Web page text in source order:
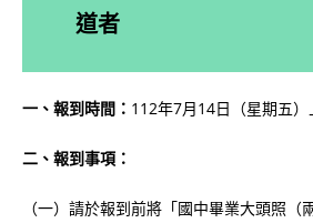
道者
一、報到時間： 112年7月14日（星期五
二、報到事項：
（一）請於報到前將「國中畢業大頭照（